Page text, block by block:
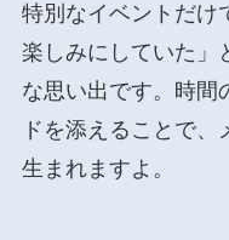
特別なイベントだけ
楽しみにしていた」
な思い出です。時間
ドを添えることで
生まれますよ。